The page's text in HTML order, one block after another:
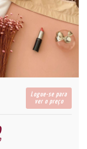
Logue-se para
ver o preço